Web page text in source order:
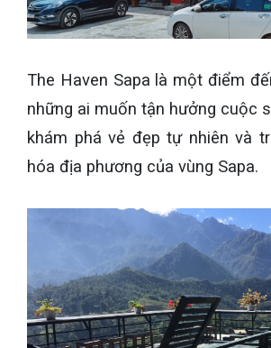
The Haven Sapa là một điểm
những ai muốn tận hưởng cuộc
khám phá vẻ đẹp tự nhiên và
hóa địa phương của vùng Sapa.